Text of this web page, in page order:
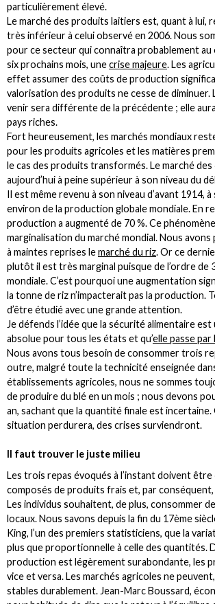
particulièrement élevé.
Le marché des produits laitiers est, quant à lui,
très inférieur à celui observé en 2006. Nous
pour ce secteur qui connaîtra probablement au
six prochains mois, unecrise majeure. Les
effet assumer des coûts de production
valorisation des produits ne cesse de diminuer.
venir sera différente de la précédente ; elle
pays riches.
Fort heureusement, les marchés mondiaux
pour les produits agricoles et les matières
le cas des produits transformés. Le marché
aujourd’hui à peine supérieur à son niveau du
Il est même revenu à son niveau d’avant 1914, à
environ de la production globale mondiale. En
production a augmenté de 70 %. Ce
marginalisation du marché mondial. Nous
à maintes reprises lemarché du riz. Or ce
plutôt il est très marginal puisque de l’ordre de
mondiale. C’est pourquoi une augmentation
la tonne de riz n’impacterait pas la production.
d’être étudié avec une grande attention.
Je défends l’idée que la sécurité alimentaire
absolue pour tous les états et qu’elle passe par
Nous avons tous besoin de consommer trois
outre, malgré toute la technicité enseignée
établissements agricoles, nous ne sommes
de produire du blé en un mois ; nous devons
an, sachant que la quantité finale est
situation perdurera, des crises surviendront.
Il faut trouver le juste milieu
Les trois repas évoqués à l’instant doivent
composés de produits frais et, par
Les individus souhaitent, de plus, consommer
locaux. Nous savons depuis la fin du 17ème
King, l’un des premiers statisticiens, que la
plus que proportionnelle à celle des quantités.
production est légèrement surabondante, les
vice et versa. Les marchés agricoles ne
stables durablement. Jean-Marc Boussard,